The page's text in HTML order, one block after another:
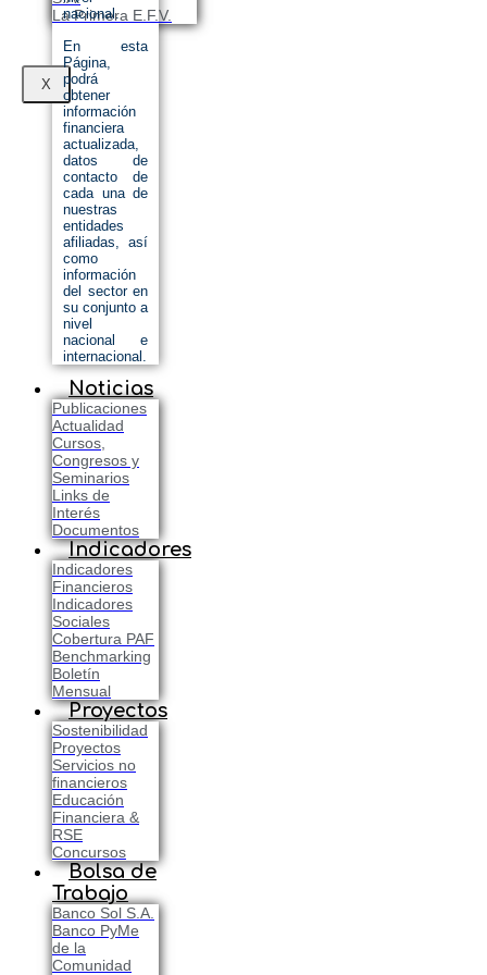
La Primera E.F.V.
X
nacional.
En esta
Página,
podrá
obtener
información
financiera
actualizada,
datos de
contacto de
cada una de
nuestras
entidades
afiliadas, así
como
información
del sector en
su conjunto a
nivel
nacional e
internacional.
Noticias
Publicaciones
Actualidad
Cursos,
Congresos y
Seminarios
Links de
Interés
Documentos
Indicadores
Indicadores
Financieros
Indicadores
Sociales
Cobertura PAF
Benchmarking
Boletín
Mensual
Proyectos
Sostenibilidad
Proyectos
Servicios no
financieros
Educación
Financiera &
RSE
Concursos
Bolsa de
Trabajo
Banco Sol S.A.
Banco PyMe
de la
Comunidad